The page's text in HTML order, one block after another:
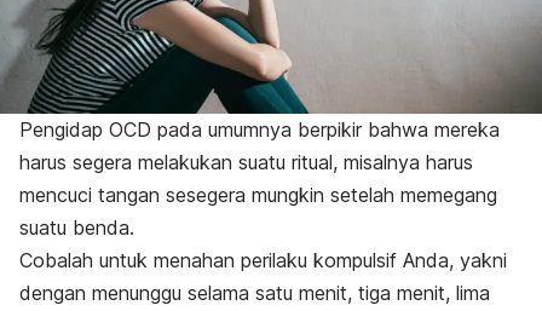
Pengidap OCD pada umumnya berpikir bahwa mereka
harus segera melakukan suatu ritual, misalnya harus
mencuci tangan sesegera mungkin setelah memegang
suatu benda.
Cobalah untuk menahan perilaku kompulsif Anda, yakni
dengan menunggu selama satu menit, tiga menit, lima